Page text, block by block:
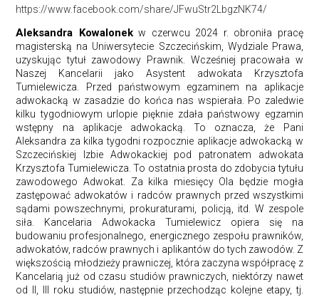
https://www.facebook.com/share/JFwuStr2LbgzNK74/
Aleksandra Kowalonekw czerwcu 2024 r. obroniła pracę
magisterską na Uniwersytecie Szczecińskim, Wydziale Prawa,
uzyskując tytuł zawodowy Prawnik. Wcześniej pracowała w
Naszej Kancelarii jako Asystent adwokata Krzysztofa
Tumielewicza. Przed państwowym egzaminem na aplikacje
adwokacką w zasadzie do końca nas wspierała. Po zaledwie
kilku tygodniowym urlopie pięknie zdała państwowy egzamin
wstępny na aplikacje adwokacką. To oznacza, że Pani
Aleksandra za kilka tygodni rozpocznie aplikacje adwokacką w
Szczecińskiej Izbie Adwokackiej pod patronatem adwokata
Krzysztofa Tumielewicza. To ostatnia prosta do zdobycia tytułu
zawodowego Adwokat. Za kilka miesięcy Ola będzie mogła
zastępować adwokatów i radców prawnych przed wszystkimi
sądami powszechnymi, prokuraturami, policją, itd. W zespole
siła. Kancelaria Adwokacka Tumielewicz opiera się na
budowaniu profesjonalnego, energicznego zespołu prawników,
adwokatów, radców prawnych i aplikantów do tych zawodów. Z
większością młodzieży prawniczej, która zaczyna współpracę z
Kancelarią już od czasu studiów prawniczych, niektórzy nawet
od II, III roku studiów, następnie przechodząc kolejne etapy, tj.